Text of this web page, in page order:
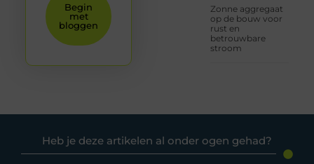
Zonne aggregaat
op de bouw voor
rust en
betrouwbare
stroom
Begin
met
bloggen
Heb je deze artikelen al onder ogen gehad?